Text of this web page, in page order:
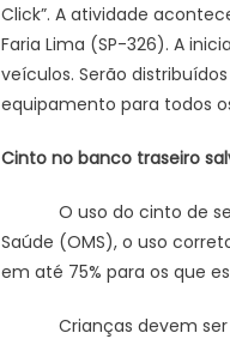
Click”. A atividade
Faria Lima (SP-326). A
veículos. Serão distribuídos
equipamento para todos
Cinto no banco traseiro
O uso do cinto de
Saúde (OMS), o uso
em até 75% para os que
Crianças devem ser